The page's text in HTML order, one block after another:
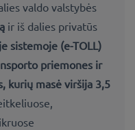
valdo valstybės
ir iš dalies privatūs
sistemoje (e-TOLL)
priemones ir
kurių masė viršija 3,5